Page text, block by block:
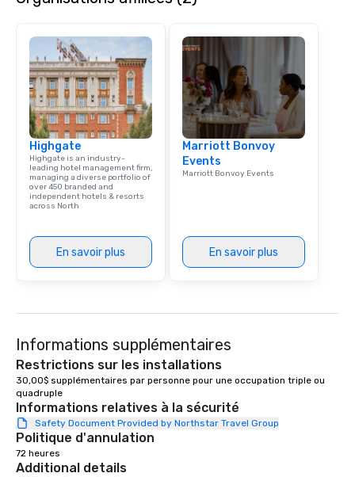
including Universal Destinations &
Experiences’ new, year-round horror
entertainment experience Horror
Unleashed.
Highgate
Highgate is an industry-
leading hotel management firm,
managing a diverse portfolio of
over 450 branded and
independent hotels & resorts
across North
En savoir plus
Marriott Bonvoy
Events
Marriott Bonvoy Events
En savoir plus
Informations supplémentaires
Restrictions sur les installations
30,00$ supplémentaires par personne pour une occupation triple ou
quadruple
Informations relatives à la sécurité
Safety Document Provided by Northstar Travel Group
Politique d'annulation
72 heures
Additional details